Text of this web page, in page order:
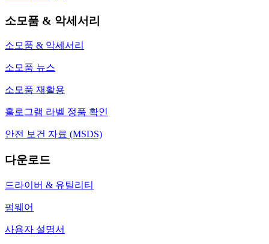
소모품 & 악세서리
소모품 & 악세서리
소모품 뉴스
소모품 재활용
홀로그램 라벨 정품 확인
안전 보건 자료 (MSDS)
다운로드
드라이버 & 유틸리티
펌웨어
사용자 설명서